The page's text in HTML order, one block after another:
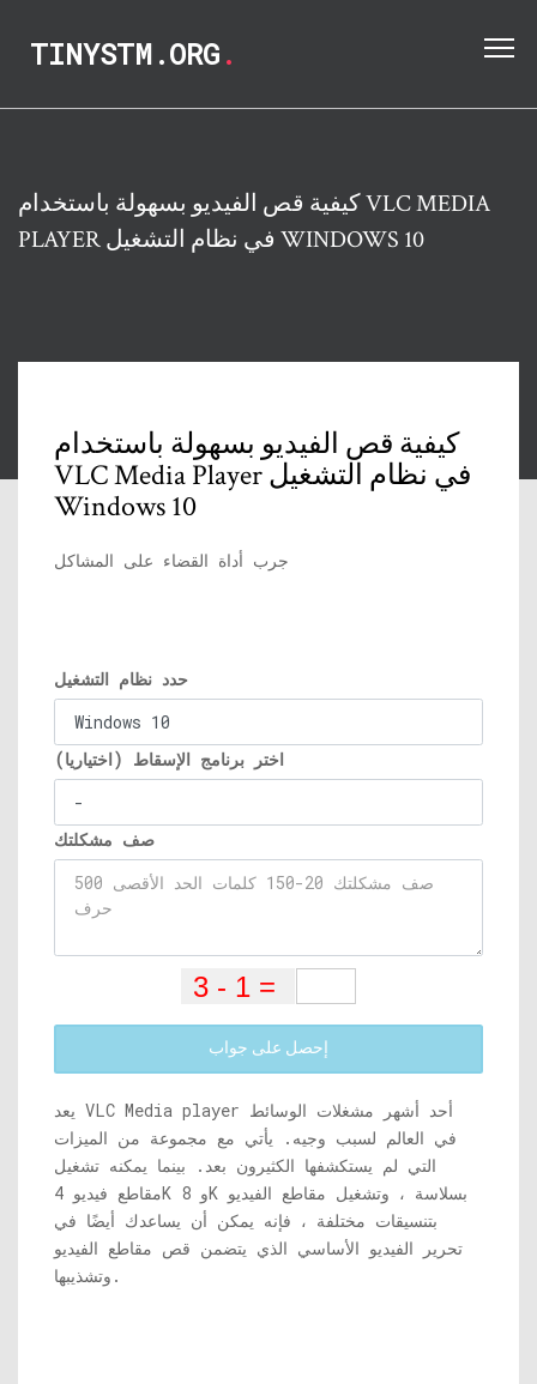
TINYSTM.ORG.
كيفية قص الفيديو بسهولة باستخدام VLC MEDIA
PLAYER في نظام التشغيل WINDOWS 10
كيفية قص الفيديو بسهولة باستخدام
VLC Media Player في نظام التشغيل
Windows 10
جرب أداة القضاء على المشاكل
حدد نظام التشغيل
اختر برنامج الإسقاط (اختياريا)
صف مشكلتك
إحصل على جواب
يعد VLC Media player أحد أشهر مشغلات الوسائط
في العالم لسبب وجيه. يأتي مع مجموعة من الميزات
التي لم يستكشفها الكثيرون بعد. بينما يمكنه تشغيل
مقاطع فيديو 4K و 8K بسلاسة ، وتشغيل مقاطع الفيديو
بتنسيقات مختلفة ، فإنه يمكن أن يساعدك أيضًا في
تحرير الفيديو الأساسي الذي يتضمن قص مقاطع الفيديو
وتشذيبها.